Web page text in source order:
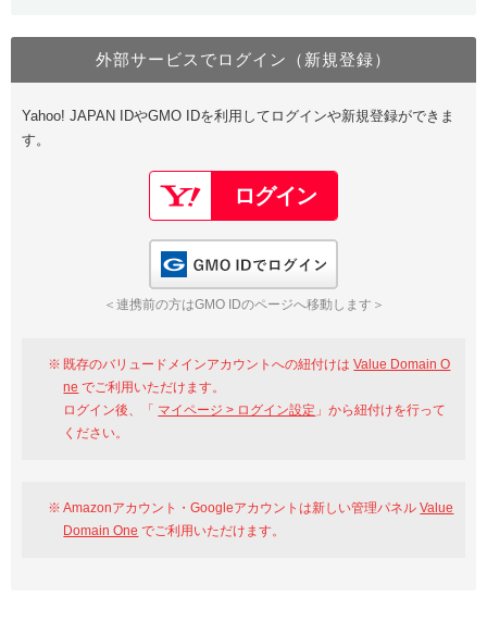
Value Domain Oneにログイン
Google
GMO ID Amazon
※AmazonはValue Domain Oneのログイン画面へ遷移します
Value Domain Oneアカウント作成
以下でも登録可能
Google Yahoo!
GMO ID
外部サービスでログイン（新規登録）
Yahoo! JAPAN IDやGMO IDを利用してログインや新規登録ができま
す。
＜連携前の方はGMO IDのページへ移動します＞
既存のバリュードメインアカウントへの紐付けはValue Domain O
ne でご利用いただけます。
ログイン後、「 マイページ > ログイン設定 」から紐付けを行って
ください。
Amazonアカウント・Googleアカウントは新しい管理パネルValue
Domain One でご利用いただけます。